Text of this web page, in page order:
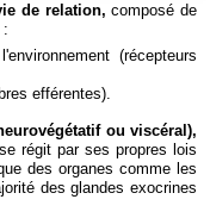
de relation, composé de
:
(récepteurs
efférentes).
ou viscéral),
régit par ses propres lois
des organes comme les
des glandes exocrines